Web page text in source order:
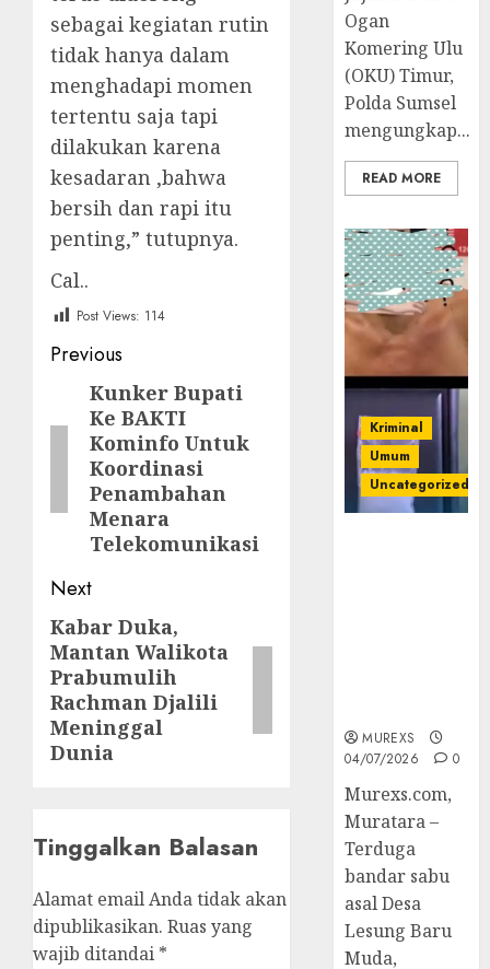
sebagai kegiatan rutin
tidak hanya dalam
menghadapi momen
tertentu saja tapi
dilakukan karena
kesadaran ,bahwa
bersih dan rapi itu
penting,” tutupnya.
Cal..
Post Views: 114
Post
navigation
Previous
Previous
post:
Kunker Bupati
Ke BAKTI
Kominfo Untuk
Koordinasi
Penambahan
Menara
Telekomunikasi
Next
Next
post:
Kabar Duka,
Mantan Walikota
Prabumulih
Rachman Djalili
Meninggal
Dunia
Tinggalkan Balasan
Alamat email Anda tidak akan
dipublikasikan. Ruas yang
wajib ditandai *
Ogan
Komering Ulu
(OKU) Timur,
Polda Sumsel
mengungkap...
READ MORE
Kriminal
Umum
Uncategorized
MUREXS
04/07/2026
0
Murexs.com,
Muratara –
Terduga
bandar sabu
asal Desa
Lesung Baru
Muda,